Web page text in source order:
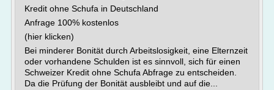
Kredit ohne Schufa in Deutschland
Anfrage 100% kostenlos
(hier klicken)
Bei minderer Bonität durch Arbeitslosigkeit, eine Elternzeit
oder vorhandene Schulden ist es sinnvoll, sich für einen
Schweizer Kredit ohne Schufa Abfrage zu entscheiden.
Da die Prüfung der Bonität ausbleibt und auf die...